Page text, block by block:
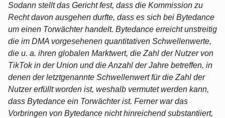
Sodann stellt das Gericht fest, dass die Kommission zu
Recht davon ausgehen durfte, dass es sich bei Bytedance
um einen Torwächter handelt. Bytedance erreicht unstreitig
die im DMA vorgesehenen quantitativen Schwellenwerte,
die u. a. ihren globalen Marktwert, die Zahl der Nutzer von
TikTok in der Union und die Anzahl der Jahre betreffen, in
denen der letztgenannte Schwellenwert für die Zahl der
Nutzer erfüllt worden ist, weshalb vermutet werden kann,
dass Bytedance ein Torwächter ist. Ferner war das
Vorbringen von Bytedance nicht hinreichend substantiiert,